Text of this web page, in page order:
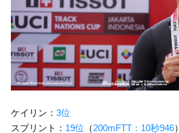
ケイリン： 3位
スプリント： 19位 （200mFTT：10秒946）